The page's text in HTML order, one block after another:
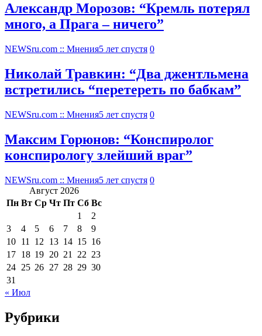
Александр Морозов: “Кремль потерял
много, а Прага – ничего”
NEWSru.com :: Мнения5 лет спустя 0
Николай Травкин: “Два джентльмена
встретились “перетереть по бабкам”
NEWSru.com :: Мнения5 лет спустя 0
Максим Горюнов: “Конспиролог
конспирологу злейший враг”
NEWSru.com :: Мнения5 лет спустя 0
Август 2026
Пн Вт Ср Чт Пт Сб Вс
1
2
3
4 5 6 7 8
9
10 11 12 13 14 15 16
17 18 19 20 21 22 23
24 25 26 27 28 29 30
31
« Июл
Рубрики